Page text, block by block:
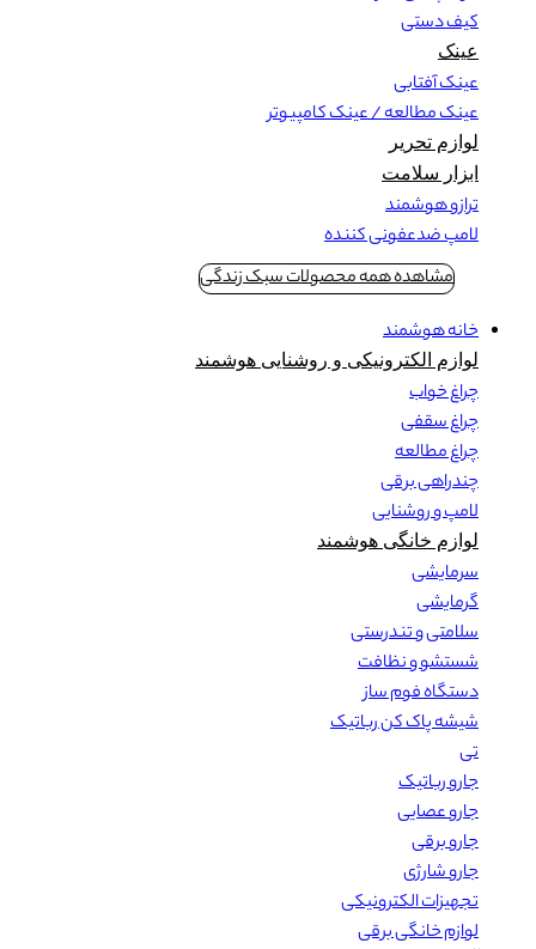
کیف دستی
عینک
عینک آفتابی
عینک مطالعه / عینک کامپیوتر
لوازم تحریر
ابزار سلامت
ترازو هوشمند
لامپ ضدعفونی کننده
مشاهده همه محصولات سبک زندگی
خانه هوشمند
لوازم الکترونیکی و روشنایی هوشمند
چراغ خواب
چراغ سقفی
چراغ مطالعه
چندراهی برقی
لامپ و روشنایی
لوازم خانگی هوشمند
سرمایشی
گرمایشی
سلامتی و تندرستی
شستشو و نظافت
دستگاه فوم ساز
شیشه پاک کن رباتیک
تی
جارو رباتیک
جارو عصایی
جارو برقی
جارو شارژی
تجهیزات الکترونیکی
لوازم خانگی برقی